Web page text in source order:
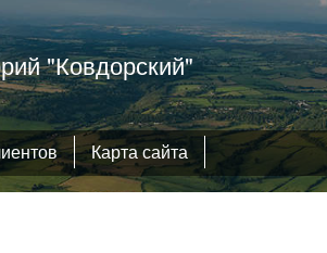
"Ковдорский"
Карта сайта